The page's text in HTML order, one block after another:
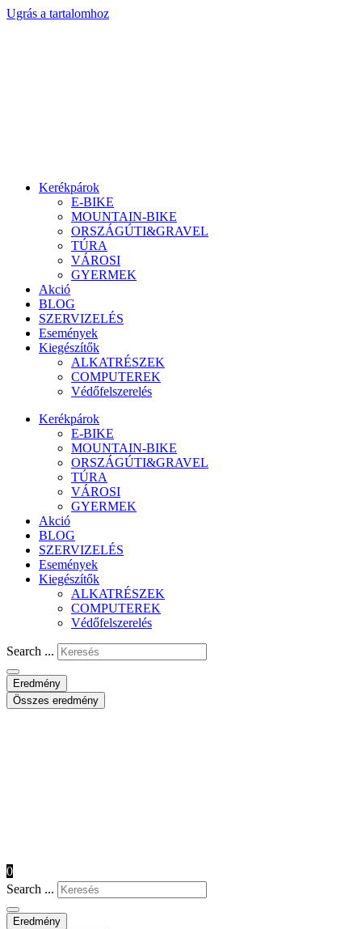
Ugrás a tartalomhoz
Kerékpárok
E-BIKE
MOUNTAIN-BIKE
ORSZÁGÚTI&GRAVEL
TÚRA
VÁROSI
GYERMEK
Akció
BLOG
SZERVIZELÉS
Események
Kiegészítők
ALKATRÉSZEK
COMPUTEREK
Védőfelszerelés
Kerékpárok
E-BIKE
MOUNTAIN-BIKE
ORSZÁGÚTI&GRAVEL
TÚRA
VÁROSI
GYERMEK
Akció
BLOG
SZERVIZELÉS
Események
Kiegészítők
ALKATRÉSZEK
COMPUTEREK
Védőfelszerelés
Search ...
Eredmény
Összes eredmény
0
Search ...
Eredmény